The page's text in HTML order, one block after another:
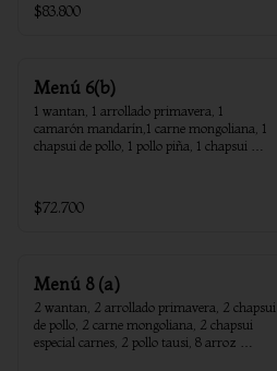
$83.800
Menú 6(b)
1 wantan, 1 arrollado primavera, 1
camarón mandarín,1 carne mongoliana, 1
chapsui de pollo, 1 pollo piña, 1 chapsui
$72.700
Menú 8 (a)
2 wantan, 2 arrollado primavera, 2 chapsui
de pollo, 2 carne mongoliana, 2 chapsui
especial carnes, 2 pollo tausi, 8 arroz